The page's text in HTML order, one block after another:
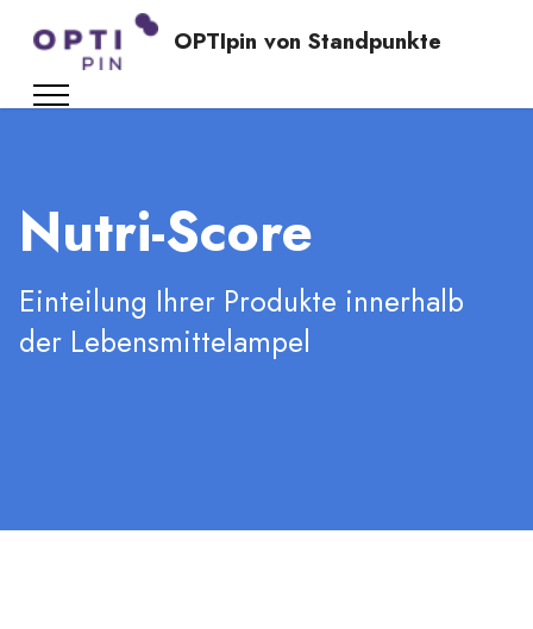
OPTIpin von Standpunkte
Nutri-Score
Einteilung Ihrer Produkte innerhalb
der Lebensmittelampel